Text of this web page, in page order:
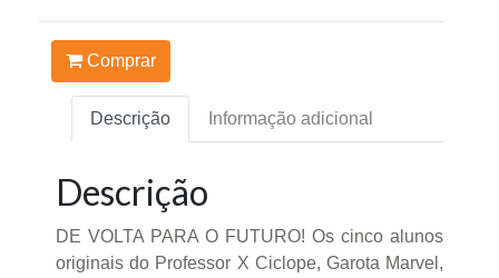
Comprar
Descrição Informação adicional
Descrição
DE VOLTA PARA O FUTURO! Os cinco alunos
originais do Professor X Ciclope, Garota Marvel,